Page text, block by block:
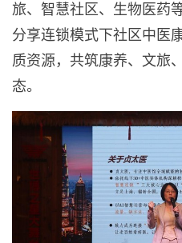
旅、智慧社区、生物医药
分享连锁模式下社区中医
质资源，共筑康养、文旅
态。